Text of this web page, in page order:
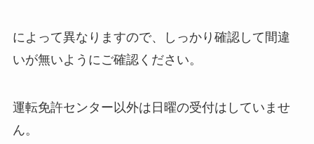
によって異なりますので、しっかり確認して間違
いが無いようにご確認ください。
運転免許センター以外は日曜の受付はしていませ
ん。